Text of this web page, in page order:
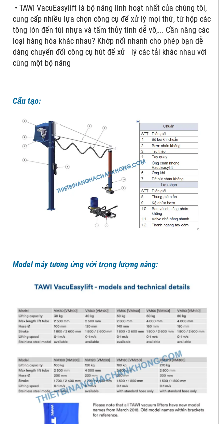
• TAWI VacuEasylift là bộ nâng linh hoạt nhất của chúng tôi,
cung cấp nhiều lựa chọn công cụ để xử lý mọi thứ, từ hộp các
tông lớn đến túi nhựa và tấm thủy tinh dễ vỡ,... Cần nâng các
loại hàng hóa khác nhau? Khớp nối nhanh cho phép bạn dễ
dàng chuyển đổi công cụ hút để xử lý các tải khác nhau với
cùng một bộ nâng
Cấu tạo:
Model máy tương ứng với trọng lượng nâng: